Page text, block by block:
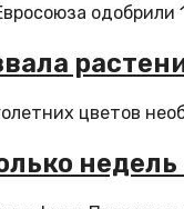
одобрили
цветов